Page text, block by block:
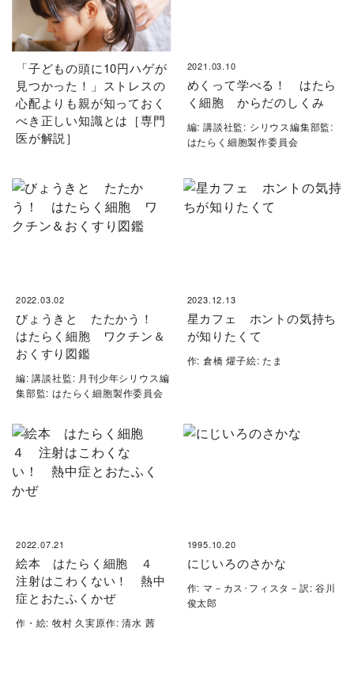
「子どもの頭に10円ハゲが
見つかった！」ストレスの
心配よりも親が知っておく
べき正しい知識とは［専門
医が解説］
2021.03.10
めくって学べる！ はたら
く細胞 からだのしくみ
編: 講談社監: シリウス編集部監:
はたらく細胞製作委員会
2022.03.02
びょうきと たたかう！
はたらく細胞 ワクチン＆
おくすり図鑑
編: 講談社監: 月刊少年シリウス編
集部監: はたらく細胞製作委員会
2023.12.13
星カフェ ホントの気持ち
が知りたくて
作: 倉橋 燿子絵: たま
2022.07.21
絵本 はたらく細胞 ４
注射はこわくない！ 熱中
症とおたふくかぜ
作・絵: 牧村 久実原作: 清水 茜
1995.10.20
にじいろのさかな
作: マ－カス･フィスタ－訳: 谷川
俊太郎